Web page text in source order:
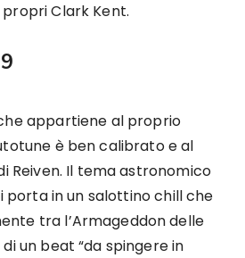
Clark Kent.
appartiene al proprio
è ben calibrato e al
Reiven. Il tema astronomico
porta in un salottino chill che
tra l’Armageddon delle
un beat “da spingere in